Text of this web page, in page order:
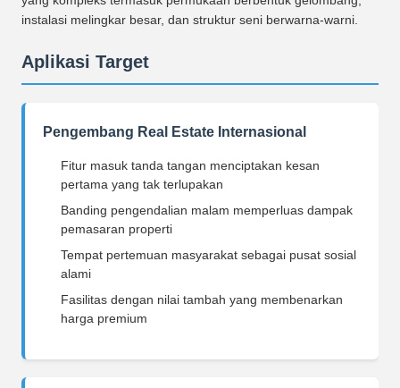
instalasi melingkar besar, dan struktur seni berwarna-warni.
Aplikasi Target
Pengembang Real Estate Internasional
Fitur masuk tanda tangan menciptakan kesan
pertama yang tak terlupakan
Banding pengendalian malam memperluas dampak
pemasaran properti
Tempat pertemuan masyarakat sebagai pusat sosial
alami
Fasilitas dengan nilai tambah yang membenarkan
harga premium